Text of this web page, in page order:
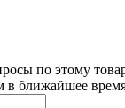
по этому
в ближайшее